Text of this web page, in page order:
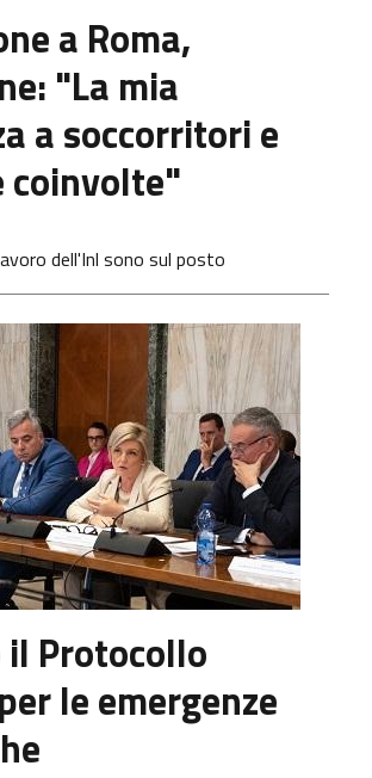
a Roma,
"La mia
a soccorritori e
coinvolte"
dell'Inl sono sul posto
Protocollo
le emergenze